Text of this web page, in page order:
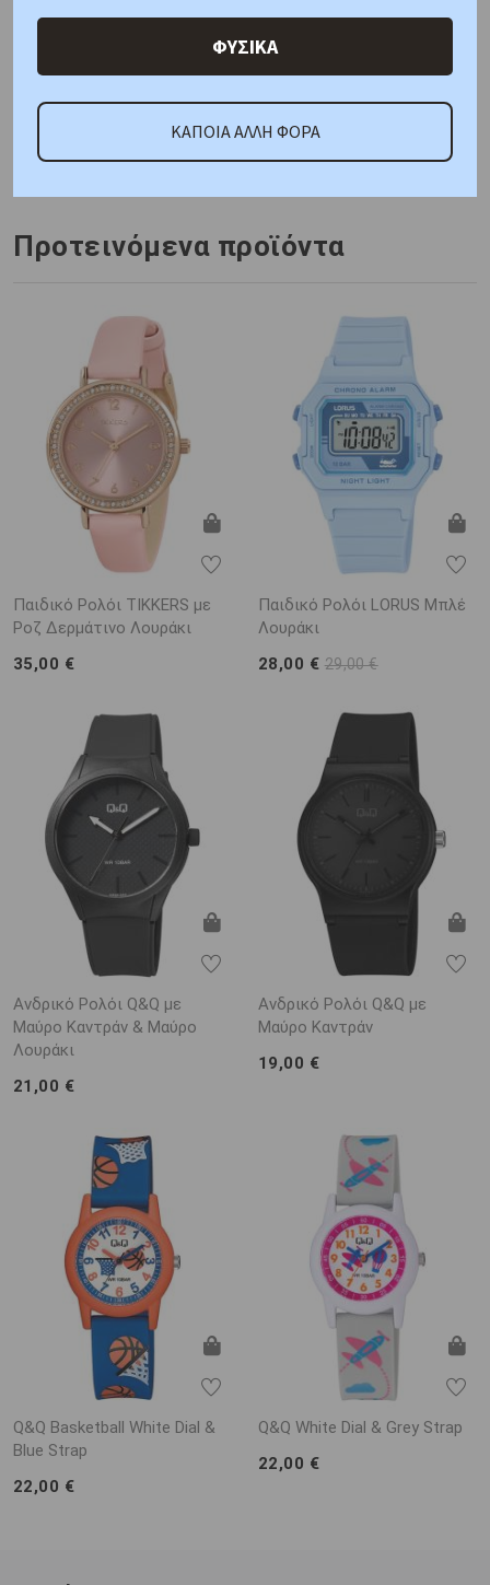
Κωδικός Προμηθευτή:
V23A013VY
Προτεινόμενα προϊόντα
Παιδικό Ρολόι TIKKERS με
Ροζ Δερμάτινο Λουράκι
35,00 €
Παιδικό Ρολόι LORUS Μπλέ
Λουράκι
28,00 € 29,00 €
Ανδρικό Ρολόι Q&Q με
Μαύρο Καντράν & Μαύρο
Λουράκι
21,00 €
Ανδρικό Ρολόι Q&Q με
Μαύρο Καντράν
19,00 €
Q&Q Basketball White Dial &
Blue Strap
22,00 €
Q&Q White Dial & Grey Strap
22,00 €
ΦΥΣΙΚΑ
ΚΑΠΟΙΑ ΑΛΛΗ ΦΟΡΑ